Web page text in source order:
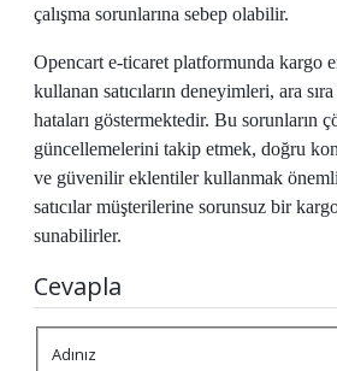
çalışma sorunlarına sebep olabilir.
Opencart e-ticaret platformunda kargo
kullanan satıcıların deneyimleri, ara sıra
hataları göstermektedir. Bu sorunların
güncellemelerini takip etmek, doğru
ve güvenilir eklentiler kullanmak
satıcılar müşterilerine sorunsuz bir
sunabilirler.
Cevapla
Adınız